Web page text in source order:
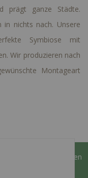
prägt ganze Städte.
in nichts nach. Unsere
Symbiose mit
Wir produzieren nach
Montageart
und Briefkastenanlagen